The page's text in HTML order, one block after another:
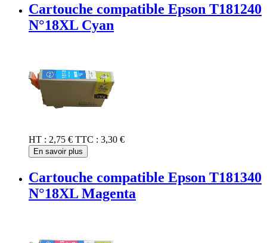
Cartouche compatible Epson T181240
N°18XL Cyan
HT : 2,75 € TTC : 3,30 €
En savoir plus
Cartouche compatible Epson T181340
N°18XL Magenta